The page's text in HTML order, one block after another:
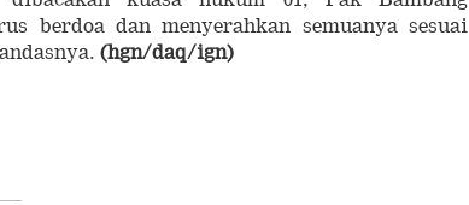
berdoa dan menyerahkan semuanya sesuai
(hgn/daq/ign)